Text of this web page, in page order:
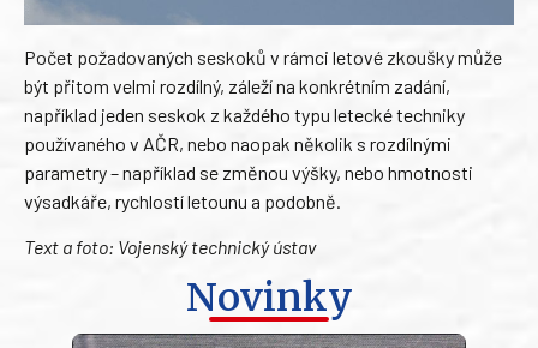
Počet požadovaných seskoků v rámci letové zkoušky může
být přitom velmi rozdílný, záleží na konkrétním zadání,
například jeden seskok z každého typu letecké techniky
používaného v AČR, nebo naopak několik s rozdílnými
parametry – například se změnou výšky, nebo hmotnosti
výsadkáře, rychlostí letounu a podobně.
Text a foto: Vojenský technický ústav
Novinky